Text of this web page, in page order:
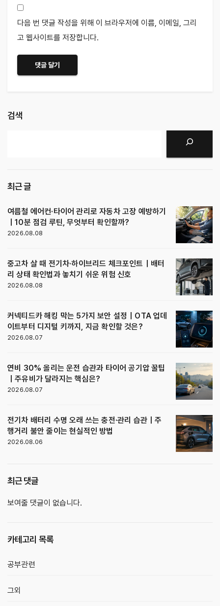
다음 번 댓글 작성을 위해 이 브라우저에 이름, 이메일, 그리
고 웹사이트를 저장합니다.
검색
최근 글
여름철 에어컨·타이어 관리로 자동차 고장 예방하기
｜10분 점검 루틴, 무엇부터 확인할까?
2026.08.08
중고차 살 때 전기차·하이브리드 체크포인트｜배터
리 상태 확인법과 놓치기 쉬운 위험 신호
2026.08.08
커넥티드카 해킹 막는 5가지 보안 설정｜OTA 업데
이트부터 디지털 키까지, 지금 확인할 것은?
2026.08.07
연비 30% 올리는 운전 습관과 타이어 공기압 꿀팁
｜주유비가 달라지는 핵심은?
2026.08.07
전기차 배터리 수명 오래 쓰는 충전·관리 습관｜주
행거리 불안 줄이는 현실적인 방법
2026.08.06
최근 댓글
보여줄 댓글이 없습니다.
카테고리 목록
공부관련
그외